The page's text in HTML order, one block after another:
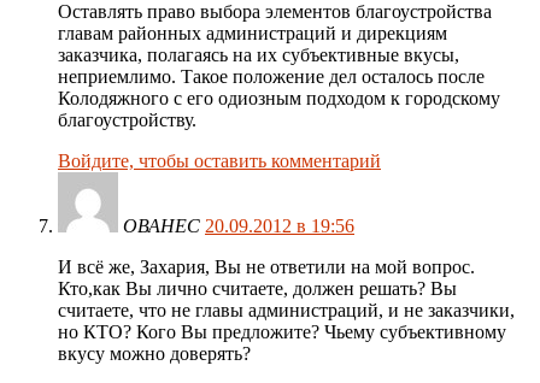
Оставлять право выбора элементов благоустройства
главам районных администраций и дирекциям
заказчика, полагаясь на их субъективные вкусы,
неприемлимо. Такое положение дел осталось после
Колодяжного с его одиозным подходом к городскому
благоустройству.
Войдите, чтобы оставить комментарий
ОВАНЕС 20.09.2012 в 19:56
И всё же, Захария, Вы не ответили на мой вопрос.
Кто,как Вы лично считаете, должен решать? Вы
считаете, что не главы администраций, и не заказчики,
но КТО? Кого Вы предложите? Чьему субъективному
вкусу можно доверять?